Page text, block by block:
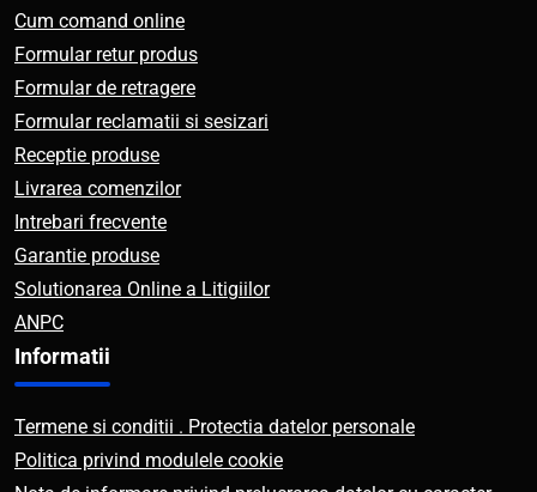
Cum comand online
Formular retur produs
Formular de retragere
Formular reclamatii si sesizari
Receptie produse
Livrarea comenzilor
Intrebari frecvente
Garantie produse
Solutionarea Online a Litigiilor
ANPC
Informatii
Termene si conditii . Protectia datelor personale
Politica privind modulele cookie